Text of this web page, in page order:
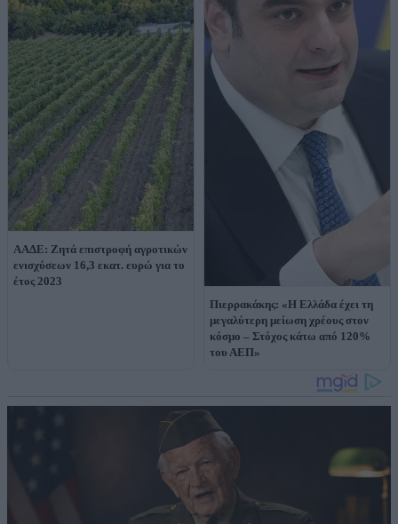
AAΔΕ: Ζητά επιστροφή αγροτικών
ενισχύσεων 16,3 εκατ. ευρώ για το
έτος 2023
Πιερρακάκης: «Η Ελλάδα έχει τη
μεγαλύτερη μείωση χρέους στον
κόσμο – Στόχος κάτω από 120%
του ΑΕΠ»